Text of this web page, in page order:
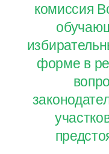
комиссия
форме в